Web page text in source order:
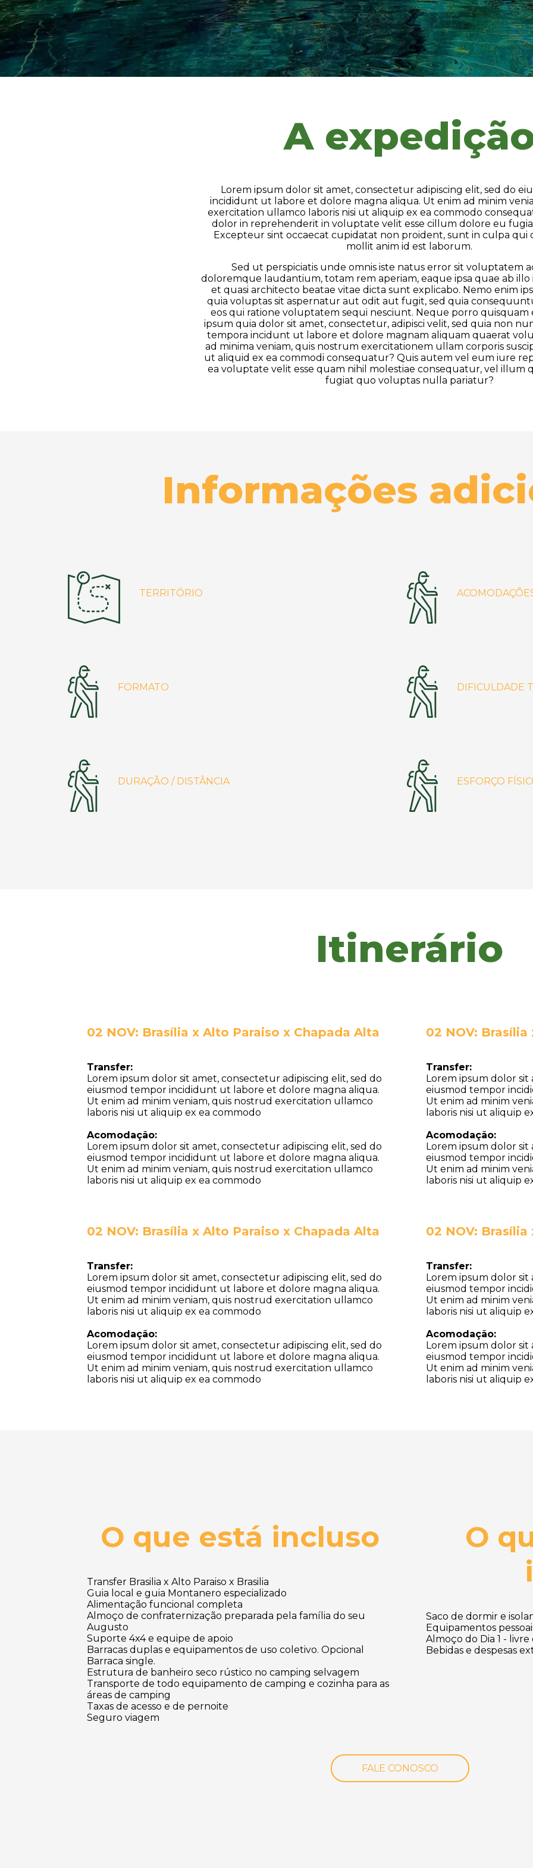
A
Lorem ipsum dolor sit amet, consectetur adipiscing elit, sed do
incididunt ut labore et dolore magna aliqua. Ut enim ad minim
exercitation ullamco laboris nisi ut aliquip ex ea commodo
dolor in reprehenderit in voluptate velit esse cillum dolore eu
Excepteur sint occaecat cupidatat non proident, sunt in culpa qui
mollit anim id est laborum.
Sed ut perspiciatis unde omnis iste natus error sit voluptatem
doloremque laudantium, totam rem aperiam, eaque ipsa quae ab
et quasi architecto beatae vitae dicta sunt explicabo. Nemo enim
quia voluptas sit aspernatur aut odit aut fugit, sed quia
eos qui ratione voluptatem sequi nesciunt. Neque porro quisquam
ipsum quia dolor sit amet, consectetur, adipisci velit, sed quia non
tempora incidunt ut labore et dolore magnam aliquam quaerat
ad minima veniam, quis nostrum exercitationem ullam corporis
ut aliquid ex ea commodi consequatur? Quis autem vel eum iure
ea voluptate velit esse quam nihil molestiae consequatur, vel illum
fugiat quo voluptas nulla pariatur?
Informações
TERRITÓRIO
FORMATO DIFICULDADE
DURAÇÃO / DISTÂNCIA ESFORÇO
Itinerário
02 NOV: Brasília x Alto Paraiso x Chapada Alta
Transfer:
Lorem ipsum dolor sit amet, consectetur adipiscing elit, sed do
eiusmod tempor incididunt ut labore et dolore magna aliqua.
Ut enim ad minim veniam, quis nostrud exercitation ullamco
laboris nisi ut aliquip ex ea commodo
Acomodação:
Lorem ipsum dolor sit amet, consectetur adipiscing elit, sed do
eiusmod tempor incididunt ut labore et dolore magna aliqua.
Ut enim ad minim veniam, quis nostrud exercitation ullamco
laboris nisi ut aliquip ex ea commodo
02 NOV:
Transfer:
Lorem ipsum dolor sit
eiusmod tempor
Ut enim ad minim
laboris nisi ut aliquip
Acomodação:
Lorem ipsum dolor sit
eiusmod tempor
Ut enim ad minim
laboris nisi ut aliquip
02 NOV: Brasília x Alto Paraiso x Chapada Alta
Transfer:
Lorem ipsum dolor sit amet, consectetur adipiscing elit, sed do
eiusmod tempor incididunt ut labore et dolore magna aliqua.
Ut enim ad minim veniam, quis nostrud exercitation ullamco
laboris nisi ut aliquip ex ea commodo
Acomodação:
Lorem ipsum dolor sit amet, consectetur adipiscing elit, sed do
eiusmod tempor incididunt ut labore et dolore magna aliqua.
Ut enim ad minim veniam, quis nostrud exercitation ullamco
laboris nisi ut aliquip ex ea commodo
02 NOV:
Transfer:
Lorem ipsum dolor sit
eiusmod tempor
Ut enim ad minim
laboris nisi ut aliquip
Acomodação:
Lorem ipsum dolor sit
eiusmod tempor
Ut enim ad minim
laboris nisi ut aliquip
O que está incluso
Transfer Brasilia x Alto Paraiso x Brasilia
Guia local e guia Montanero especializado
Alimentação funcional completa
Almoço de confraternização preparada pela família do seu
Augusto
Suporte 4x4 e equipe de apoio
Barracas duplas e equipamentos de uso coletivo. Opcional
Barraca single.
Estrutura de banheiro seco rústico no camping selvagem
Transporte de todo equipamento de camping e cozinha para as
áreas de camping
Taxas de acesso e de pernoite
Seguro viagem
O
Saco de dormir e
Equipamentos
Almoço do Dia 1 -
Bebidas e despesas
FALE CONOSCO